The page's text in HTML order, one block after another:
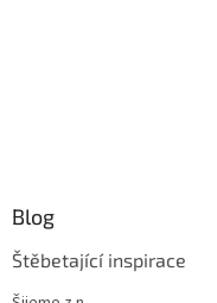
Blog
Štěbetající inspirace